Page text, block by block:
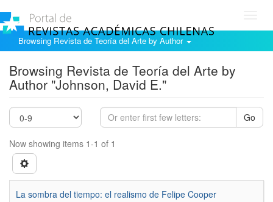
Browsing Revista de Teoría del Arte by Author
Browsing Revista de Teoría del Arte by
Author "Johnson, David E."
Go
Now showing items 1-1 of 1
La sombra del tiempo: el realismo de Felipe Cooper